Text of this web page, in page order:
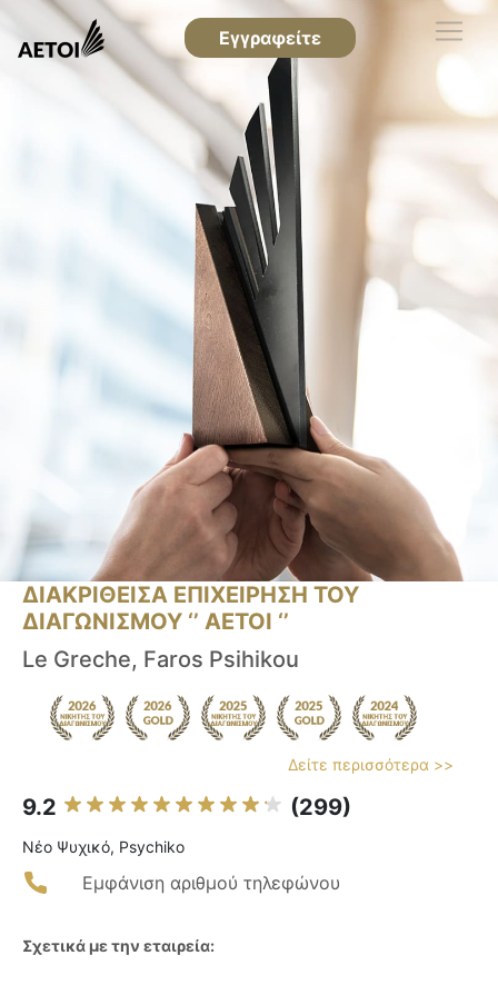
Εγγραφείτε
ΔΙΑΚΡΙΘΕΙΣΑ ΕΠΙΧΕΙΡΗΣΗ ΤΟΥ
ΔΙΑΓΩΝΙΣΜΟΥ ‘’ ΑΕΤΟΙ ‘’
Le Greche, Faros Psihikou
Δείτε περισσότερα >>
9.2 (299)
Νέο Ψυχικό, Psychiko
Εμφάνιση αριθμού τηλεφώνου
Σχετικά με την εταιρεία: